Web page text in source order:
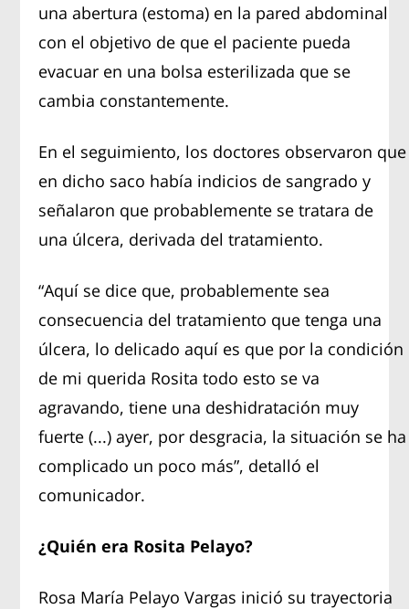
una abertura (estoma) en la pared abdominal
con el objetivo de que el paciente pueda
evacuar en una bolsa esterilizada que se
cambia constantemente.
En el seguimiento, los doctores observaron que
en dicho saco había indicios de sangrado y
señalaron que probablemente se tratara de
una úlcera, derivada del tratamiento.
“Aquí se dice que, probablemente sea
consecuencia del tratamiento que tenga una
úlcera, lo delicado aquí es que por la condición
de mi querida Rosita todo esto se va
agravando, tiene una deshidratación muy
fuerte (...) ayer, por desgracia, la situación se ha
complicado un poco más”, detalló el
comunicador.
¿Quién era Rosita Pelayo?
Rosa María Pelayo Vargas inició su trayectoria